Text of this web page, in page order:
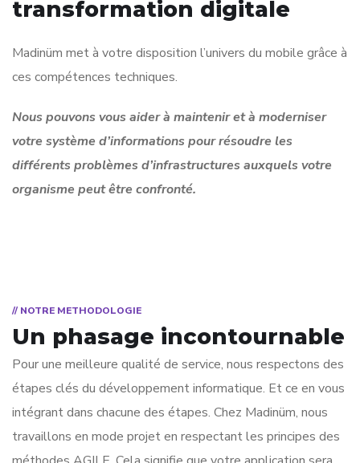
transformation digitale
Madinüm met à votre disposition l’univers du mobile grâce à
ces compétences techniques.
Nous pouvons vous aider à maintenir et à moderniser
votre système d’informations pour résoudre les
différents problèmes d’infrastructures auxquels votre
organisme peut être confronté.
// NOTRE METHODOLOGIE
Un phasage incontournable
Pour une meilleure qualité de service, nous respectons des
étapes clés du développement informatique. Et ce en vous
intégrant dans chacune des étapes. Chez Madinüm, nous
travaillons en mode projet en respectant les principes des